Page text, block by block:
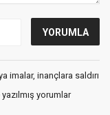
imalar, inançlara saldırı
yorumlar